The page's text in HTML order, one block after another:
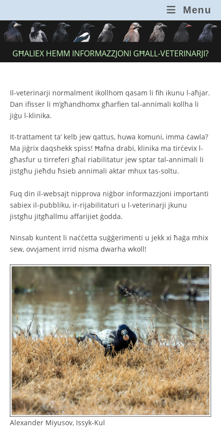
content
Menu
GĦALIEX HEMM INFORMAZZJONI GĦALL-VETERINARJI?
Il-veterinarji normalment ikollhom qasam li fih ikunu l-aħjar.
Dan ifisser li m’għandhomx għarfien tal-annimali kollha li
jiġu l-klinika.
It-trattament ta’ kelb jew qattus, huwa komuni, imma ċawla?
Ma jiġrix daqshekk spiss! Ħafna drabi, klinika ma tirċevix l-
għasfur u tirreferi għal riabilitatur jew sptar tal-annimali li
jistgħu jieħdu ħsieb annimali aktar mhux tas-soltu.
Fuq din il-websajt nipprova niġbor informazzjoni importanti
sabiex il-pubbliku, ir-rijabilitaturi u l-veterinarji jkunu
jistgħu jitgħallmu affarijiet ġodda.
Ninsab kuntent li naċċetta suġġerimenti u jekk xi ħaġa mhix
sew, ovvjament irrid nisma dwarha wkoll!
Alexander Miyusov, Issyk-Kul